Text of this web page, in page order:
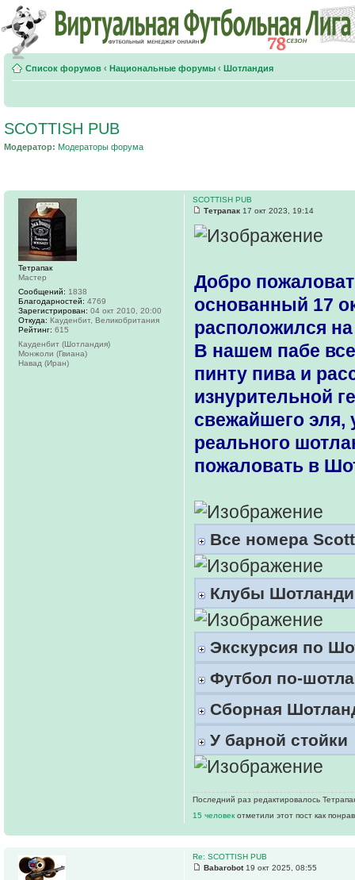
Список форумов ‹ Национальные форумы ‹ Шотландия
SCOTTISH PUB
Модератор: Модераторы форума
SCOTTISH PUB
Тетрапак 17 окт 2023, 19:14
Добро
основанный 17
расположился
В нашем пабе
пинту пива и
изнурительной
свежайшего эля,
реального
пожаловать в
Все номера
Клубы
Экскурсия по
Футбол по-
Сборная
У барной стойки
Последний раз редактировалось
15 человек отметили этот пост как
Тетрапак
Мастер
Сообщений: 1838
Благодарностей: 4769
Зарегистрирован: 04 окт 2010, 20:00
Откуда: Кауденбит, Великобритания
Рейтинг: 615
Кауденбит (Шотландия)
Монжоли (Гвиана)
Навад (Иран)
Re: SCOTTISH PUB
Babarobot19 окт 2025, 08:55